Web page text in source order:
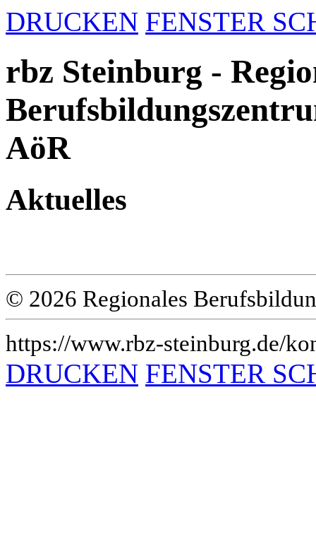
DRUCKEN FENSTER
rbz Steinburg -
AöR
Aktuelles
© 2026 Regionales
https://www.rbz-steinburg.de/
DRUCKEN FENSTER